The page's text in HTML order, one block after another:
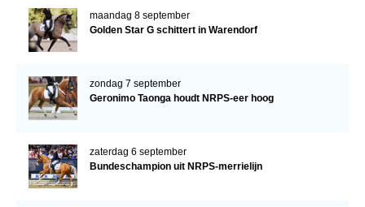
maandag 8 september
Golden Star G schittert in Warendorf
zondag 7 september
Geronimo Taonga houdt NRPS-eer hoog
zaterdag 6 september
Bundeschampion uit NRPS-merrielijn